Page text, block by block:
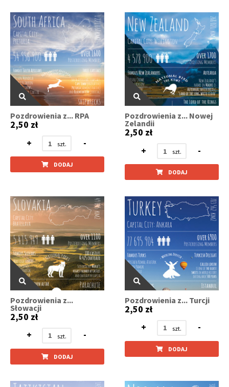
Pozdrowienia z... RPA
2,50 zł
+
-
DODAJ
Pozdrowienia z... Nowej
Zelandii
2,50 zł
+
-
DODAJ
Pozdrowienia z...
Słowacji
2,50 zł
+
-
DODAJ
Pozdrowienia z... Turcji
2,50 zł
+
-
DODAJ